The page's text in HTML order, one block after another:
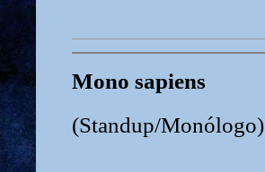
Mono sapiens
(Standup/Monólogo)